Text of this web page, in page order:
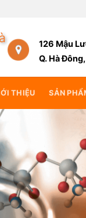
126 Mậu
Q. Hà
THIỆU SẢN